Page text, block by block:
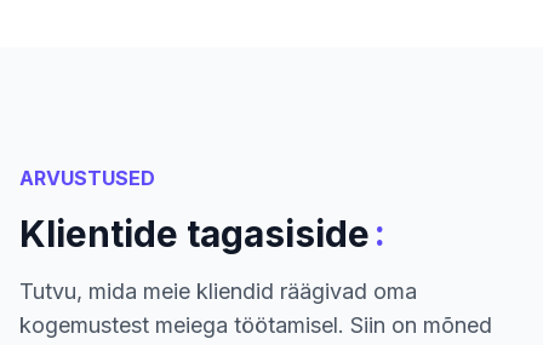
ARVUSTUSED
Klientide tagasiside:
Tutvu, mida meie kliendid räägivad oma
kogemustest meiega töötamisel. Siin on mõned